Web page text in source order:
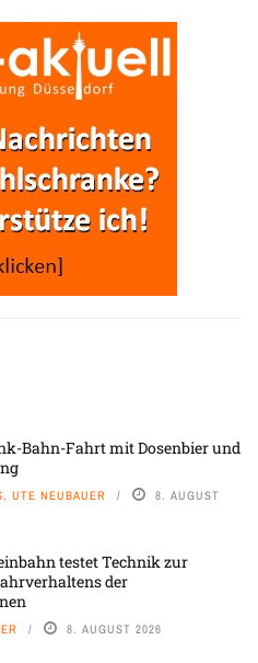
Bahn-Fahrt mit Dosenbier und
UTE NEUBAUER 8. AUGUST
testet Technik zur
der
8. AUGUST 2026